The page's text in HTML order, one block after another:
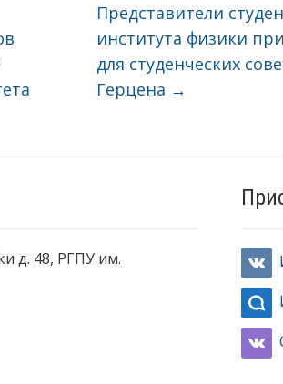
Представители
института физики
для студенческих
Герцена →
д. 48, РГПУ им.